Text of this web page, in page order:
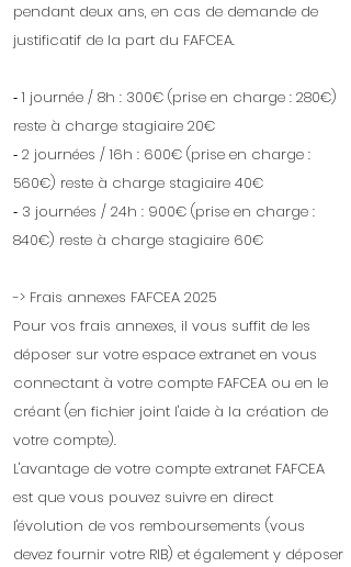
pendant deux ans, en cas de demande de
justificatif de la part du FAFCEA.
⁃ 1 journée / 8h : 300€ (prise en charge : 280€)
reste à charge stagiaire 20€
⁃ 2 journées / 16h : 600€ (prise en charge :
560€) reste à charge stagiaire 40€
⁃ 3 journées / 24h : 900€ (prise en charge :
840€) reste à charge stagiaire 60€
-> Frais annexes FAFCEA 2025
Pour vos frais annexes, il vous suffit de les
déposer sur votre espace extranet en vous
connectant à votre compte FAFCEA ou en le
créant (en fichier joint l'aide à la création de
votre compte).
L'avantage de votre compte extranet FAFCEA
est que vous pouvez suivre en direct
l'évolution de vos remboursements (vous
devez fournir votre RIB) et également y déposer